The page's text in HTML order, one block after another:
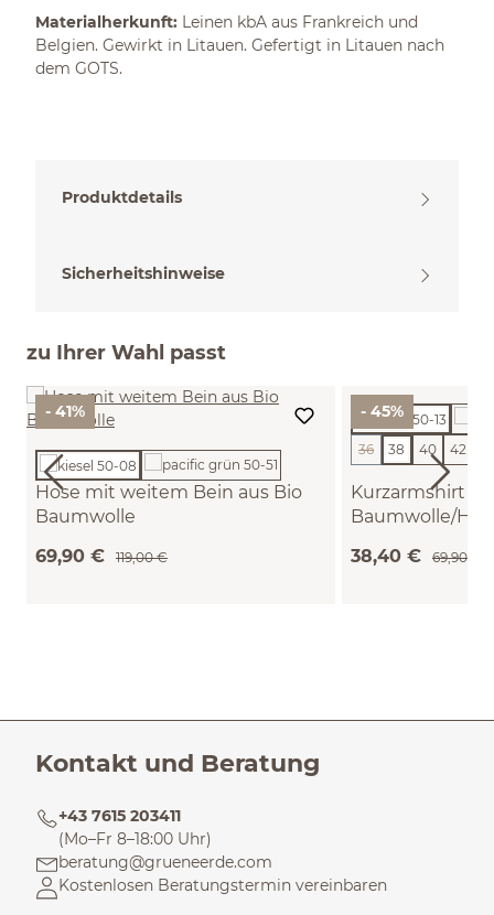
Materialherkunft: Leinen kbA aus Frankreich und
Belgien. Gewirkt in Litauen. Gefertigt in Litauen nach
dem GOTS.
Produktdetails
Sicherheitshinweise
zu Ihrer Wahl passt
- 41%
Hose mit weitem Bein aus Bio
Baumwolle
69,90 € 119,00 €
- 45%
Kurzarmshirt
Baumwolle/
36
(Diese Option ist
38 40 42
38,40 € 69,90 €
Kontakt und Beratung
+43 7615 203411
(Mo–Fr 8–18:00 Uhr)
beratung@grueneerde.com
Kostenlosen Beratungstermin vereinbaren